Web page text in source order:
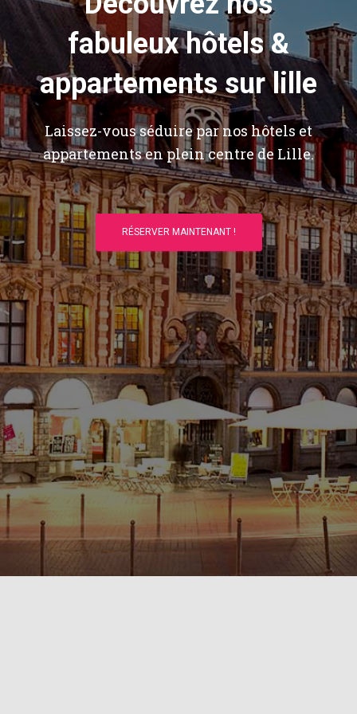
fabuleux hôtels &
appartements sur lille
Laissez-vous séduire par nos hôtels et
appartements en plein centre de Lille.
RÉSERVER MAINTENANT !